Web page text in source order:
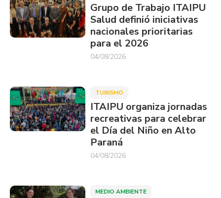
Grupo de Trabajo ITAIPU
Salud definió iniciativas
nacionales prioritarias
para el 2026
04/08/2026
TURISMO
ITAIPU organiza jornadas
recreativas para celebrar
el Día del Niño en Alto
Paraná
04/08/2026
MEDIO AMBIENTE